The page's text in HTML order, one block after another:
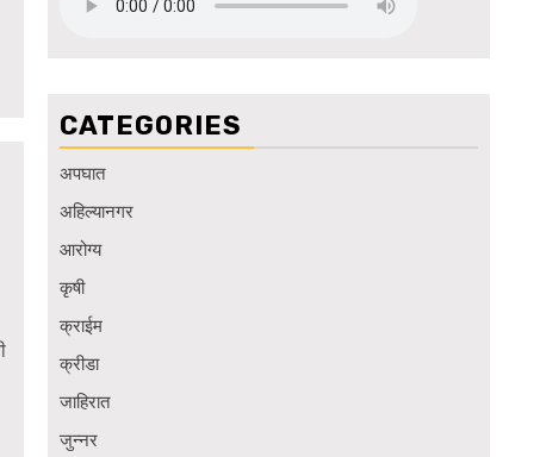
CATEGORIES
अपघात
अहिल्यानगर
आरोग्य
कृषी
क्राईम
क्रीडा
जाहिरात
जुन्नर